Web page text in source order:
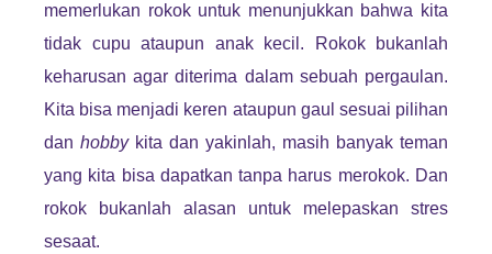
memerlukan rokok untuk menunjukkan bahwa kita
tidak cupu ataupun anak kecil. Rokok bukanlah
keharusan agar diterima dalam sebuah pergaulan.
Kita bisa menjadi keren ataupun gaul sesuai pilihan
dan hobbykita dan yakinlah, masih banyak teman
yang kita bisa dapatkan tanpa harus merokok. Dan
rokok bukanlah alasan untuk melepaskan stres
sesaat.